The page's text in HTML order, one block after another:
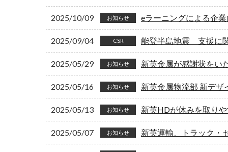
2025/10/09 お知らせ eラーニングによる企
2025/09/04 CSR 能登半島地震 支援に
2025/05/29 お知らせ 新英金属が感謝状をい
2025/05/16 お知らせ 新英金属物流部 新デザ
2025/05/13 お知らせ 新英HDが休みを取り
2025/05/07 お知らせ 新英運輸、トラック・